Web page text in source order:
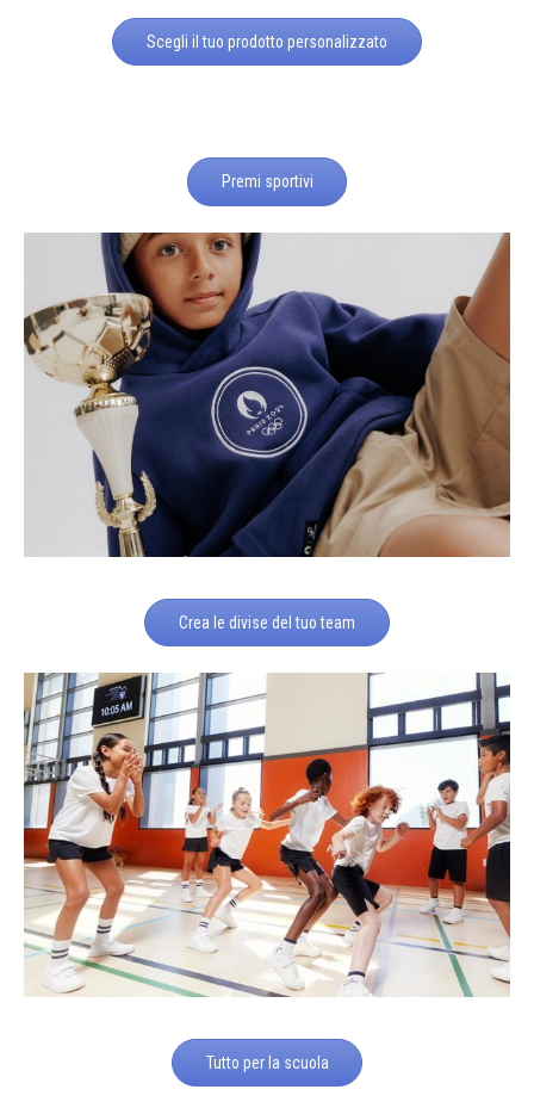
Scegli il tuo prodotto personalizzato
Premi sportivi
Crea le divise del tuo team
Tutto per la scuola